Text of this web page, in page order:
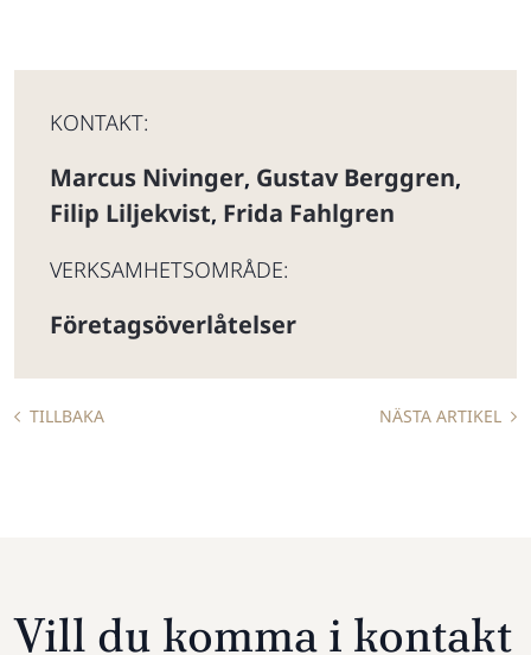
KONTAKT:
Marcus Nivinger, Gustav Berggren,
Filip Liljekvist, Frida Fahlgren
VERKSAMHETSOMRÅDE:
Företagsöverlåtelser
TILLBAKA NÄSTA ARTIKEL
Vill du komma i kontakt